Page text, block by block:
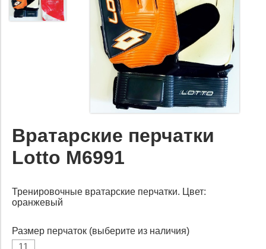
Вратарские перчатки
Lotto M6991
Тренировочные вратарские перчатки. Цвет:
оранжевый
Размер перчаток (выберите из наличия)
11